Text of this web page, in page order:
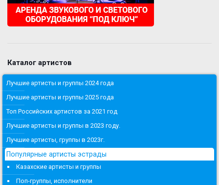
Каталог артистов
Лучшие артисты и группы 2024 года
Лучшие артисты и группы 2025 года
Топ Российских артистов за 2021 год
Лучшие артисты и группы в 2023 году.
Лучшие артисты, группы в 2023г.
Популярные артисты эстрады
Казахские артисты и группы
Поп-группы, исполнители